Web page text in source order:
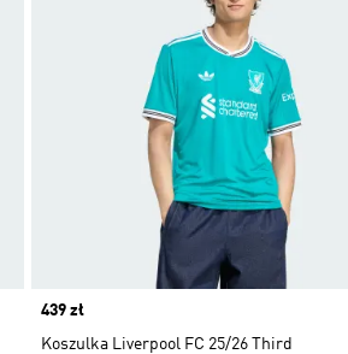
Price
439 zł
Koszulka Liverpool FC 25/26 Third